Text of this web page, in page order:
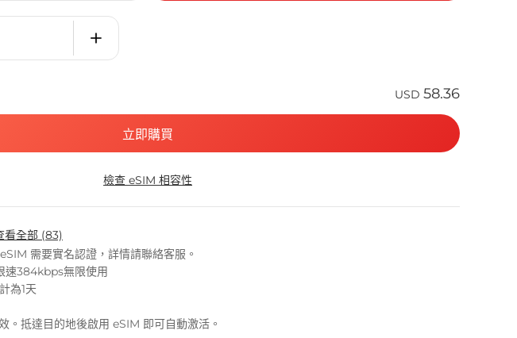
USD 58.36
立即購買
檢查 eSIM 相容性
看全部 (83)
需要實名認證，詳情請聯絡客服。
速384kbps無限使用
為1天
。抵達目的地後啟用 eSIM 即可自動激活。